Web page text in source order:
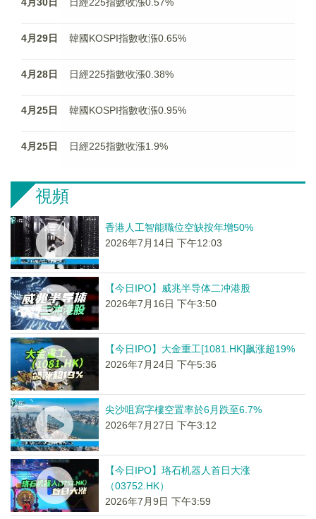
4月29日 韓國KOSPI指數收漲0.65%
4月28日 日經225指數收漲0.38%
4月25日 韓國KOSPI指數收漲0.95%
4月25日 日經225指數收漲1.9%
視頻
香港人工智能職位空缺按年增50%
2026年7月14日 下午12:03
【今日IPO】威兆半导体二冲港股
2026年7月16日 下午3:50
【今日IPO】大金重工[1081.HK]飙涨超19%
2026年7月24日 下午5:36
尖沙咀寫字樓空置率於6月跌至6.7%
2026年7月27日 下午3:12
【今日IPO】珞石机器人首日大涨
（03752.HK）
2026年7月9日 下午3:59